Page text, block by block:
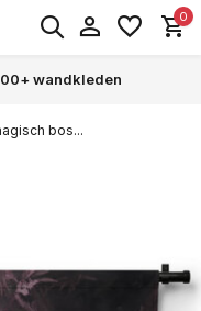
0
wandkleden
bos...